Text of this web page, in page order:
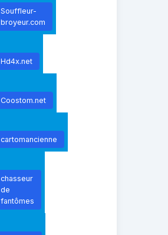
Souffleur-
broyeur.com
Hd4x.net
Coostom.net
cartomancienne
chasseur
de
fantômes